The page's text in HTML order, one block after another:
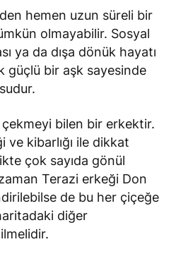
hemen uzun süreli bir
olmayabilir. Sosyal
ya da dışa dönük hayatı
güçlü bir aşk sayesinde
bilen bir erkektir.
kibarlığı ile dikkat
çok sayıda gönül
Terazi erkeği Don
de bu her çiçeğe
diğer